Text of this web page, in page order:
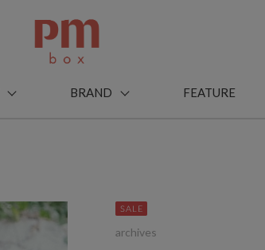
BRAND FEATURE
archives